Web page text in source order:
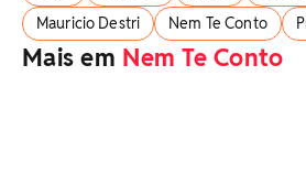
Mauricio Destri
Nem Te Conto
Mais em Nem Te Conto